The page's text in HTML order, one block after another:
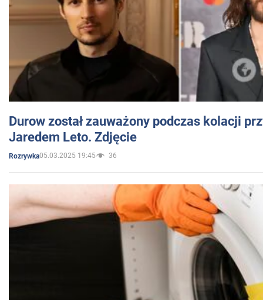
Durow został zauważony podczas kolacji
Jaredem Leto. Zdjęcie
Rozrywka05.03.2025 19:45 36